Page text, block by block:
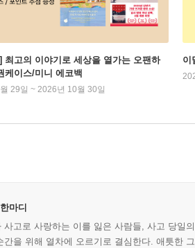
최고의 이야기로 세상을 열가는 오팬하
케이스/미니 에코백
29일 ~ 2026년 10월 30일
이
마디
사고로 사랑하는 이를 잃은 사람들, 사고 당일
간을 위해 열차에 오르기로 결심한다. 애틋한